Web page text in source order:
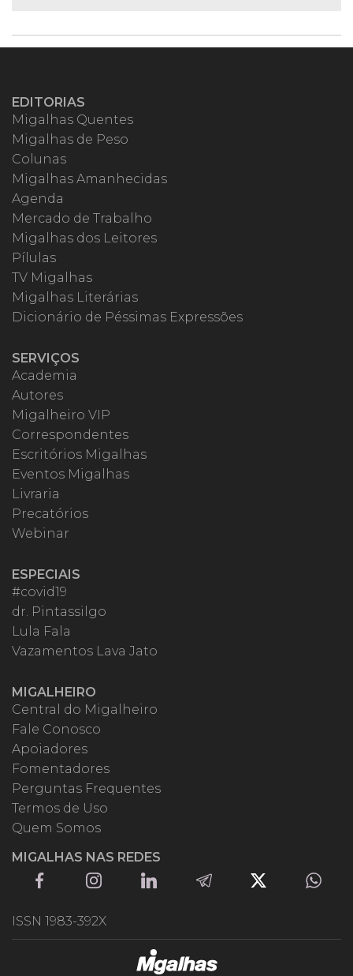
EDITORIAS
Migalhas Quentes
Migalhas de Peso
Colunas
Migalhas Amanhecidas
Agenda
Mercado de Trabalho
Migalhas dos Leitores
Pílulas
TV Migalhas
Migalhas Literárias
Dicionário de Péssimas Expressões
SERVIÇOS
Academia
Autores
Migalheiro VIP
Correspondentes
Escritórios Migalhas
Eventos Migalhas
Livraria
Precatórios
Webinar
ESPECIAIS
#covid19
dr. Pintassilgo
Lula Fala
Vazamentos Lava Jato
MIGALHEIRO
Central do Migalheiro
Fale Conosco
Apoiadores
Fomentadores
Perguntas Frequentes
Termos de Uso
Quem Somos
MIGALHAS NAS REDES
ISSN 1983-392X